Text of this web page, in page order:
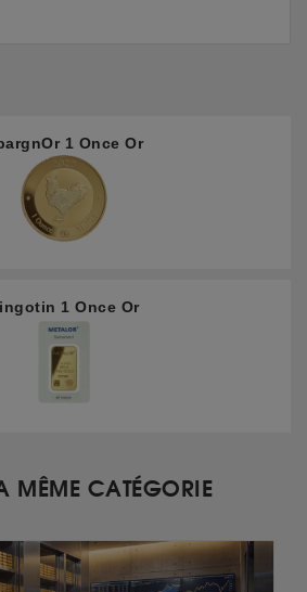
1 Once Or
1 Once Or
MÊME CATÉGORIE